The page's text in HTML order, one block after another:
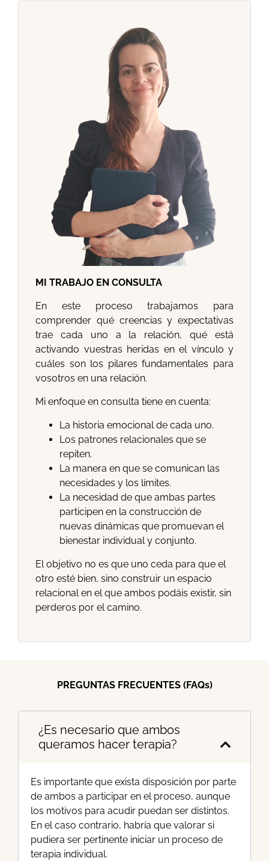
MI TRABAJO EN CONSULTA
En este proceso trabajamos para
comprender qué creencias y expectativas
trae cada uno a la relación, qué está
activando vuestras heridas en el vínculo y
cuáles son los pilares fundamentales para
vosotros en una relación.
Mi enfoque en consulta tiene en cuenta:
La historia emocional de cada uno.
Los patrones relacionales que se
repiten.
La manera en que se comunican las
necesidades y los límites.
La necesidad de que ambas partes
participen en la construcción de
nuevas dinámicas que promuevan el
bienestar individual y conjunto.
El objetivo no es que uno ceda para que el
otro esté bien, sino construir un espacio
relacional en el que ambos podáis existir, sin
perderos por el camino.
PREGUNTAS FRECUENTES (FAQs)
¿Es necesario que ambos
queramos hacer terapia?
Es importante que exista disposición por parte
de ambos a participar en el proceso, aunque
los motivos para acudir puedan ser distintos.
En el caso contrario, habría que valorar si
pudiera ser pertinente iniciar un proceso de
terapia individual.